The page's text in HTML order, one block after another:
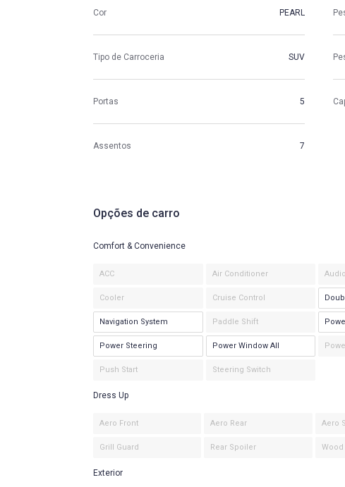
Cor PEARL
Tipo de Carroceria SUV
Portas 5
Assentos 7
Opções de carro
Comfort & Convenience
ACC Air Conditioner
Cooler Cruise Control
Navigation System Paddle Shift
Power Steering Power Window All
Push Start Steering Switch
Dress Up
Aero Front Aero Rear Aero
Grill Guard Rear Spoiler
Exterior